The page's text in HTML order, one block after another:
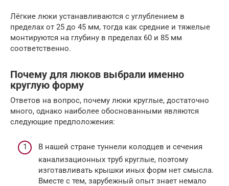
Лёгкие люки устанавливаются с углублением в
пределах от 25 до 45 мм, тогда как средние и тяжелые
монтируются на глубину в пределах 60 и 85 мм
соответственно.
Почему для люков выбрали именно
круглую форму
Ответов на вопрос, почему люки круглые, достаточно
много, однако наиболее обоснованными являются
следующие предположения:
В нашей стране туннели колодцев и сечения
канализационных труб круглые, поэтому
изготавливать крышки иных форм нет смысла.
Вместе с тем, зарубежный опыт знает немало